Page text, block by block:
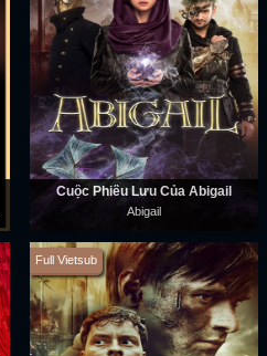
Cuộc Phiêu Lưu Của Abigail
Abigail
Full Vietsub